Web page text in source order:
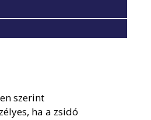
szerint
ha a zsidó